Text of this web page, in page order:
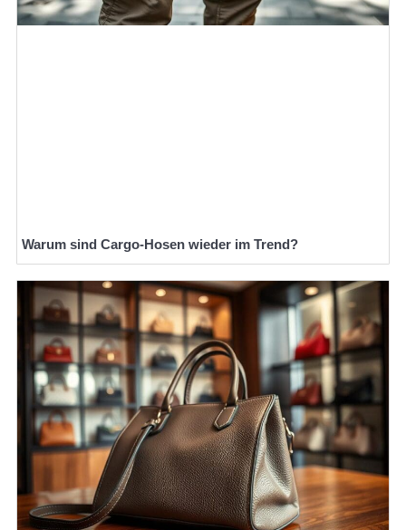
Warum sind Cargo-Hosen wieder im Trend?